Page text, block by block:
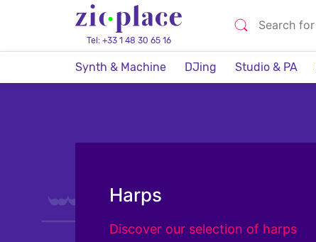
Tel: +33 1 48 30 65 16
Synth & Machine DJing Studio & PA
Harps
Discover our selection of harps